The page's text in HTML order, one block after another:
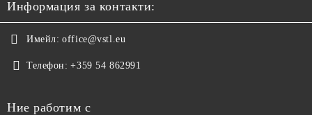
Информация за контакти:
Имейл: office@vstl.eu
Телефон: +359 54 862991
Ние работим с